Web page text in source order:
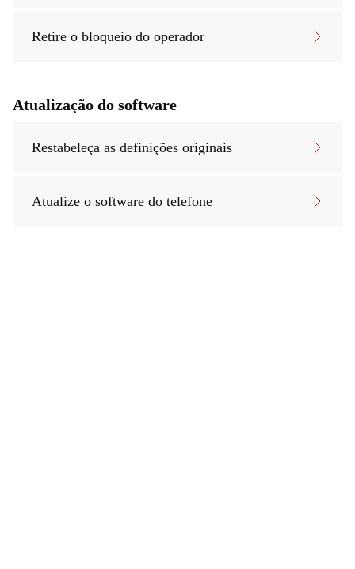
Retire o bloqueio do operador
Atualização do software
Restabeleça as definições originais
Atualize o software do telefone